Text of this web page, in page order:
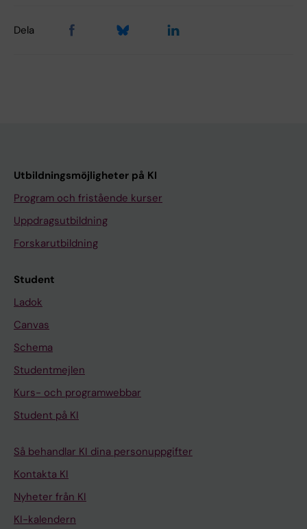
Dela
Utbildningsmöjligheter på KI
Program och fristående kurser
Uppdragsutbildning
Forskarutbildning
Student
Ladok
Canvas
Schema
Studentmejlen
Kurs- och programwebbar
Student på KI
Så behandlar KI dina personuppgifter
Kontakta KI
Nyheter från KI
KI-kalendern